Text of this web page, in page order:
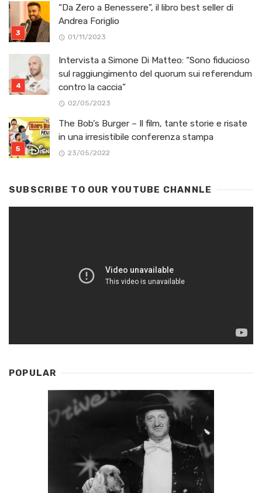
“Da Zero a Benessere”, il libro best seller di
Andrea Foriglio
01/11/2023
Intervista a Simone Di Matteo: “Sono fiducioso
sul raggiungimento del quorum sui referendum
contro la caccia”
02/05/2023
The Bob’s Burger – Il film, tante storie e risate
in una irresistibile conferenza stampa
23/05/2022
SUBSCRIBE TO OUR YOUTUBE CHANNLE
POPULAR